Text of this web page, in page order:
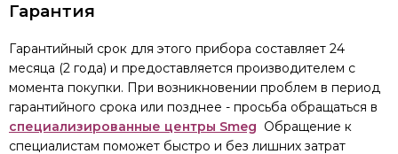
Гарантия
Гарантийный срок для этого прибора составляет 24
месяца (2 года) и предоставляется производителем с
момента покупки. При возникновении проблем в период
гарантийного срока или позднее - просьба обращаться в
специализированные центры Smeg Обращение к
специалистам поможет быстро и без лишних затрат